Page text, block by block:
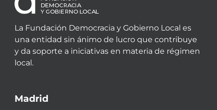
La Fundación Democracia y Gobierno Local es
una entidad sin ánimo de lucro que contribuye
y da soporte a iniciativas en materia de régimen
local.
Madrid